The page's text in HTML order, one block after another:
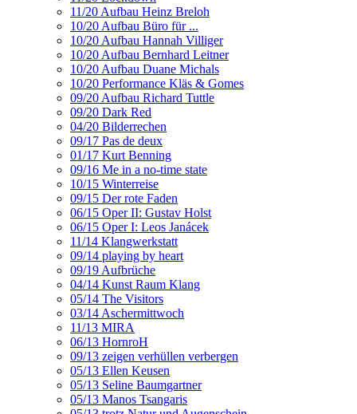
11/20 Aufbau Heinz Breloh
10/20 Aufbau Büro für ...
10/20 Aufbau Hannah Villiger
10/20 Aufbau Bernhard Leitner
10/20 Aufbau Duane Michals
10/20 Performance Kläs & Gomes
09/20 Aufbau Richard Tuttle
09/20 Dark Red
04/20 Bilderrechen
09/17 Pas de deux
01/17 Kurt Benning
09/16 Me in a no-time state
10/15 Winterreise
09/15 Der rote Faden
06/15 Oper II: Gustav Holst
06/15 Oper I: Leos Janácek
11/14 Klangwerkstatt
09/14 playing by heart
09/19 Aufbrüche
04/14 Kunst Raum Klang
05/14 The Visitors
03/14 Aschermittwoch
11/13 MIRA
06/13 HornroH
09/13 zeigen verhüllen verbergen
05/13 Ellen Keusen
05/13 Seline Baumgartner
05/13 Manos Tsangaris